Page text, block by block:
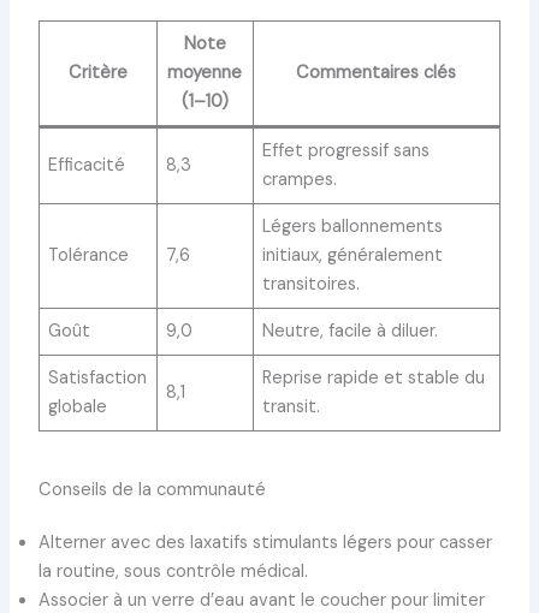
Critère
Note
moyenne
(1–10)
Commentaires clés
Efficacité 8,3
Effet progressif sans
crampes.
Tolérance 7,6
Légers ballonnements
initiaux, généralement
transitoires.
Goût 9,0 Neutre, facile à diluer.
Satisfaction
globale
8,1
Reprise rapide et stable du
transit.
Conseils de la communauté
Alterner avec des laxatifs stimulants légers pour casser
la routine, sous contrôle médical.
Associer à un verre d’eau avant le coucher pour limiter